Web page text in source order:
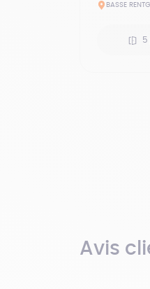
BASSE
5
Avis